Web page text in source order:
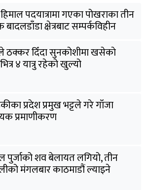
हिमाल पदयात्रामा गएका पोखराका तीन
क्षेत्रबाट सम्पर्कविहीन
ठक्कर दिँदा सुनकोशीमा खसेकाे
४ यात्रु रहेको खुल्यो
प्रदेश प्रमुख भट्टले गरे गाँजा
प्रमाणीकरण
पुर्जाको शव बेलायत लगियो, तीन
मंगलबार काठमाडौं ल्याइने